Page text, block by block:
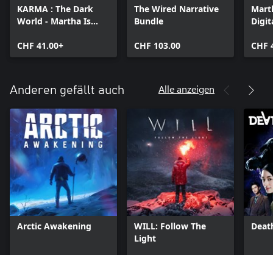
KARMA : The Dark
World - Martha Is
CHF 41.00+
The Wired Narrative
Bundle
CHF 103.00 CHF
Anderen gefällt auch Alle anzeigen
Arctic Awakening
WILL: Follow The
Light